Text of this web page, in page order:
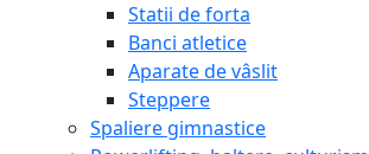
Statii de forta
Banci atletice
Aparate de vâslit
Steppere
Spaliere gimnastice